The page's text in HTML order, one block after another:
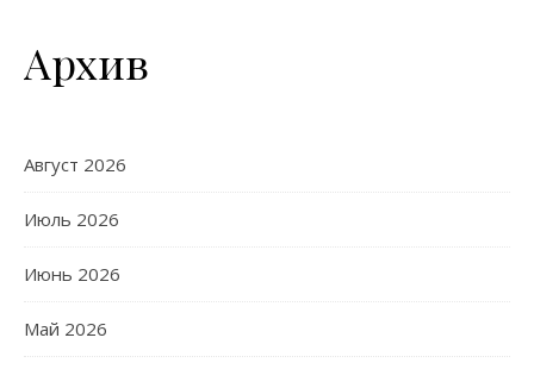
Архив
Август 2026
Июль 2026
Июнь 2026
Май 2026